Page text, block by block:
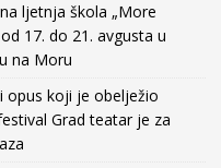
ljetnja škola „More
17. do 21. avgusta u
na Moru
opus koji je obelježio
Grad teatar je za